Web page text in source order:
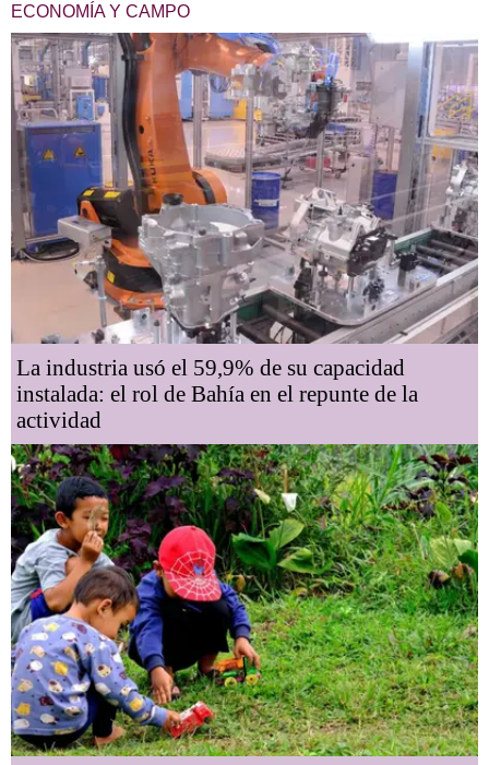
ECONOMÍA Y CAMPO
La industria usó el 59,9% de su capacidad
instalada: el rol de Bahía en el repunte de la
actividad